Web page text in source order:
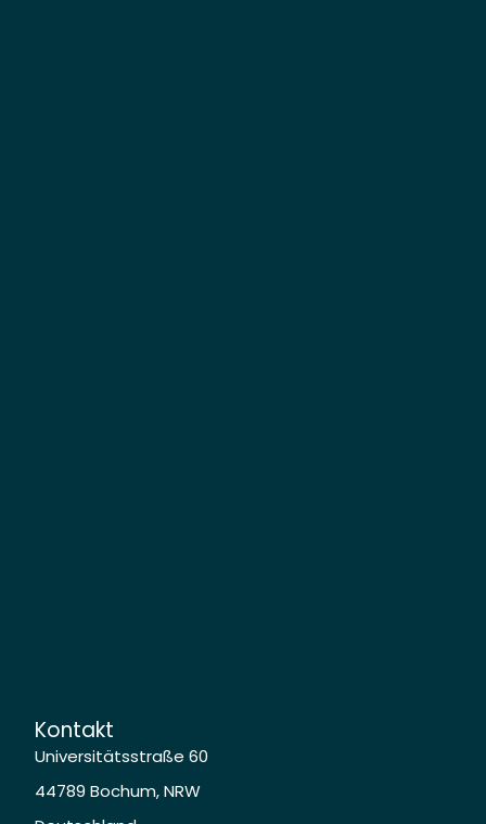
Kontakt
Universitätsstraße 60
44789 Bochum, NRW